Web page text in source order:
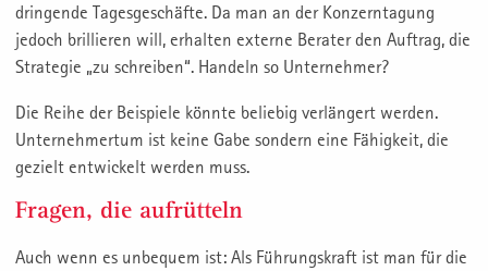
dringende Tagesgeschäfte. Da man an der Konzerntagung
jedoch brillieren will, erhalten externe Berater den Auftrag, die
Strategie „zu schreiben“. Handeln so Unternehmer?
Die Reihe der Beispiele könnte beliebig verlängert werden.
Unternehmertum ist keine Gabe sondern eine Fähigkeit, die
gezielt entwickelt werden muss.
Fragen, die aufrütteln
Auch wenn es unbequem ist: Als Führungskraft ist man für die